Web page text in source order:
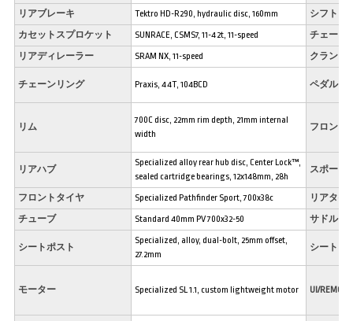
リアブレーキ Tektro HD-R290, hydraulic disc, 160mm シフトレ
カセットスプロケット SUNRACE, CSMS7, 11-42t, 11-speed チェーン
リアディレーラー SRAM NX, 11-speed クランク
チェーンリング Praxis, 44T, 104BCD ペダル
リム
700C disc, 22mm rim depth, 21mm internal
width
フロント
リアハブ
Specialized alloy rear hub disc, Center Lock™,
sealed cartridge bearings, 12x148mm, 28h
スポーク
フロントタイヤ Specialized Pathfinder Sport, 700x38c リアタイ
チューブ Standard 40mm PV 700x32-50 サドル
シートポスト
Specialized, alloy, dual-bolt, 25mm offset,
27.2mm
シートク
モーター Specialized SL 1.1, custom lightweight motor UI/REMOTE